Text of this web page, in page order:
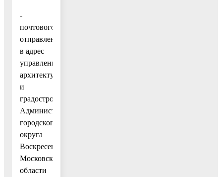
-
почтового
отправления
в адрес
управления
архитектуры
и
градостроительства
Администрации
городского
округа
Воскресенск
Московской
области